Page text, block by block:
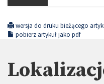
wersja do druku bieżącego
pobierz artykuł jako pdf